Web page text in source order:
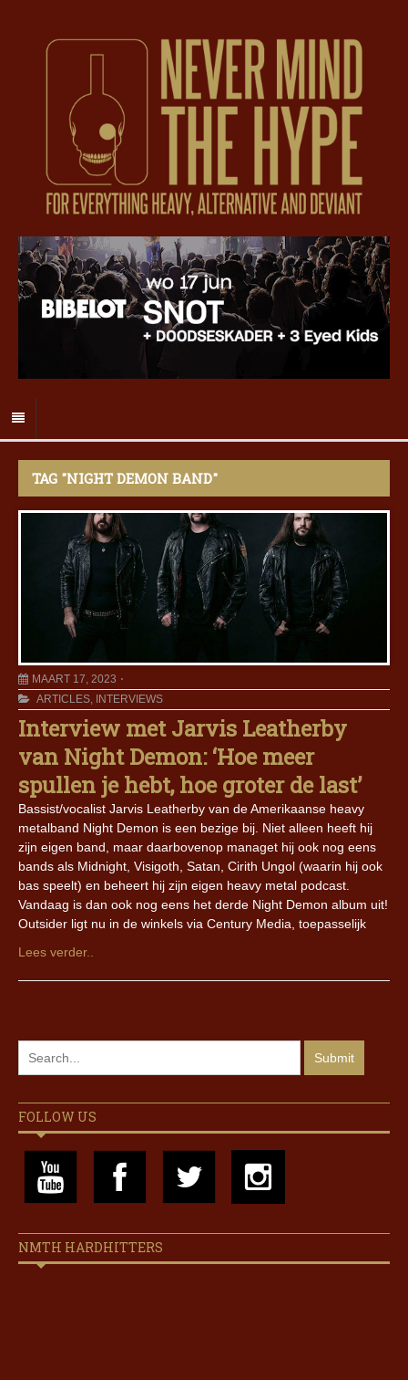
TAG "NIGHT DEMON BAND"
MAART 17, 2023
ARTICLES, INTERVIEWS
Interview met Jarvis Leatherby
van Night Demon: ‘Hoe meer
spullen je hebt, hoe groter de last’
Bassist/vocalist Jarvis Leatherby van de Amerikaanse heavy
metalband Night Demon is een bezige bij. Niet alleen heeft hij
zijn eigen band, maar daarbovenop managet hij ook nog eens
bands als Midnight, Visigoth, Satan, Cirith Ungol (waarin hij ook
bas speelt) en beheert hij zijn eigen heavy metal podcast.
Vandaag is dan ook nog eens het derde Night Demon album uit!
Outsider ligt nu in de winkels via Century Media, toepasselijk
Lees verder..
FOLLOW US
NMTH HARDHITTERS